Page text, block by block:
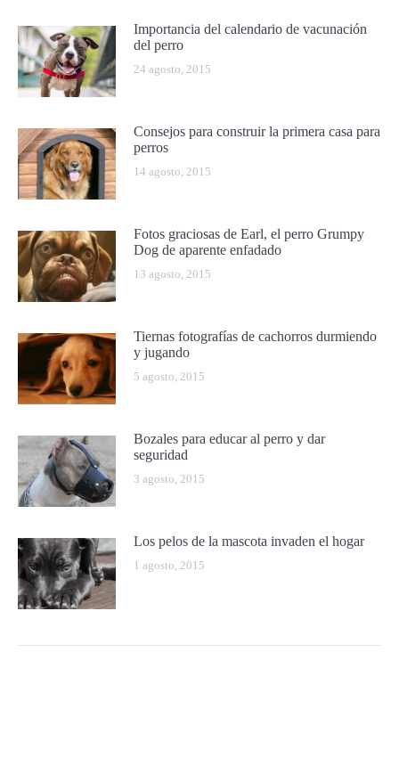
Importancia del calendario de vacunación
del perro
24 agosto, 2015
Consejos para construir la primera casa para
perros
14 agosto, 2015
Fotos graciosas de Earl, el perro Grumpy
Dog de aparente enfadado
13 agosto, 2015
Tiernas fotografías de cachorros durmiendo
y jugando
5 agosto, 2015
Bozales para educar al perro y dar
seguridad
3 agosto, 2015
Los pelos de la mascota invaden el hogar
1 agosto, 2015